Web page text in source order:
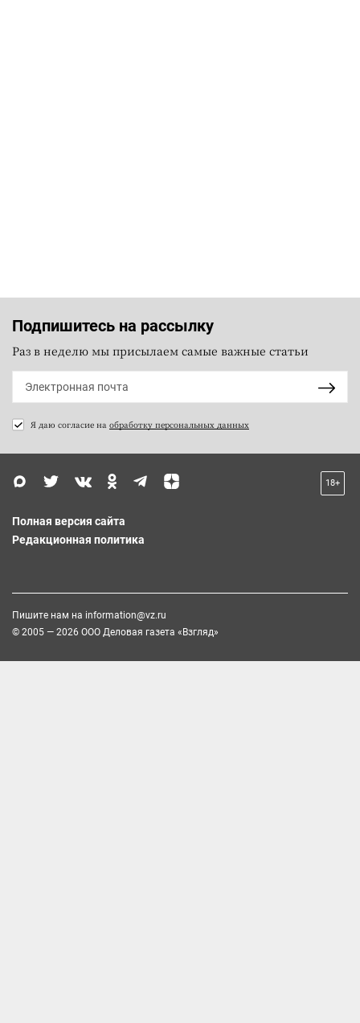
Подпишитесь на рассылку
Раз в неделю мы присылаем самые важные статьи
Я даю согласие на обработку персональных данных
18+
Полная версия сайта
Редакционная политика
Пишите нам на information@vz.ru
© 2005 — 2026 ООО Деловая газета «Взгляд»